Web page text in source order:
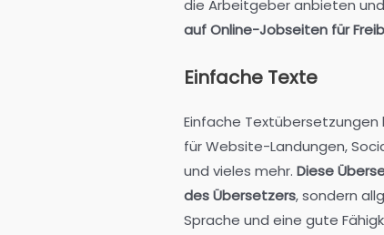
die Arbeitgeber anbieten
auf Online-Jobseiten für
Einfache Texte
Einfache
für Website-Landungen,
und vieles mehr. Diese
des Übersetzers, sondern
Sprache und eine gute